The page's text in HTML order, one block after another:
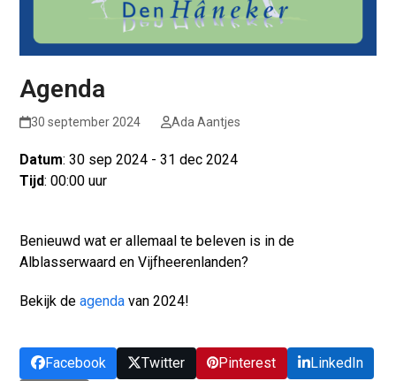
Agenda
30 september 2024 Ada Aantjes
Datum: 30 sep 2024 - 31 dec 2024
Tijd: 00:00 uur
Benieuwd wat er allemaal te beleven is in de
Alblasserwaard en Vijfheerenlanden?
Bekijk deagenda van 2024!
Facebook Twitter Pinterest
LinkedIn